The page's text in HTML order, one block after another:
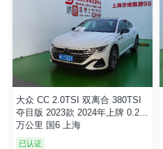
大众 CC 2.0TSI 双离合 380TSI
夺目版 2023款 2024年上牌 0.26
万公里 国6 上海
已认证